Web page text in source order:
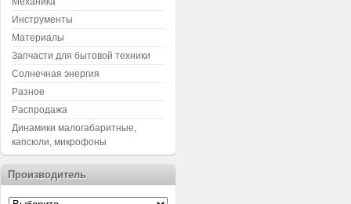
Инструменты
Материалы
Запчасти для бытовой техники
Солнечная энергия
Разное
Распродажа
Динамики малогабаритные,
капсюли, микрофоны
Производитель